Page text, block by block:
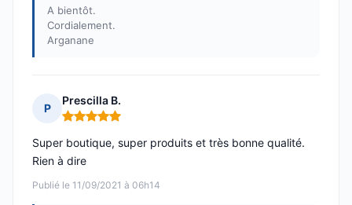
A bientôt.
Cordialement.
Arganane
P
Prescilla B.
Note : 5 sur 5
Publié le 11/09/2021 à 06h14
Super boutique, super produits et très bonne qualité.
Rien à dire